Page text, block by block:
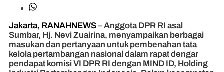
Jakarta, RANAHNEWS– Anggota DPR RI asal
Sumbar, Hj. Nevi Zuairina, menyampaikan berbagai
masukan dan pertanyaan untuk pembenahan tata
kelola pertambangan nasional dalam rapat dengar
pendapat komisi VI DPR RI dengan MIND ID, Holding